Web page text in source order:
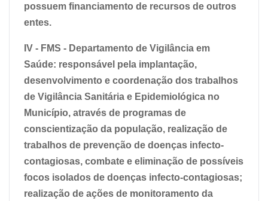
possuem financiamento de recursos de outros
entes.
IV - FMS - Departamento de Vigilância em
Saúde: responsável pela implantação,
desenvolvimento e coordenação dos trabalhos
de Vigilância Sanitária e Epidemiológica no
Município, através de programas de
conscientização da população, realização de
trabalhos de prevenção de doenças infecto-
contagiosas, combate e eliminação de possíveis
focos isolados de doenças infecto-contagiosas;
realização de ações de monitoramento da